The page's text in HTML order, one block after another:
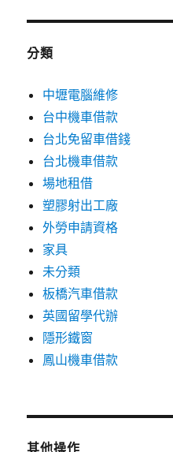
分類
中壢電腦維修
台中機車借款
台北免留車借錢
台北機車借款
場地租借
塑膠射出工廠
外勞申請資格
家具
未分類
板橋汽車借款
英國留學代辦
隱形鐵窗
鳳山機車借款
其他操作